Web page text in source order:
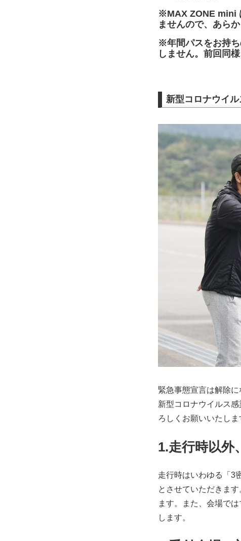
※MAX ZONE mini
ませんので、あら
※年間パスをお持ち
しません。前回同
新型コロナウイ
緊急事態宣言は解除
新型コロナウイルス
ろしくお願いいたしま
1.走行時以外
走行時はいわゆる「3
とさせていただきま
ます。また、会場で
します。